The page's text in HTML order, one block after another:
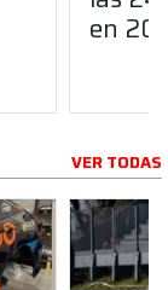
en
VER TODAS